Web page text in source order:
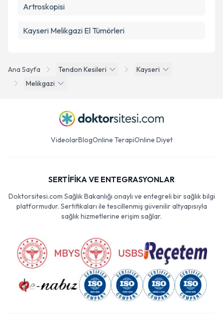
Ana Sayfa Tendon Kesileri
Kayseri
Melikgazi
Artroskopisi
Kayseri Melikgazi El Tümörleri
VideolarBlogOnline TerapiOnline Diyet
SERTİFİKA VE ENTEGRASYONLAR
Doktorsitesi.com Sağlık Bakanlığı onaylı ve entegreli bir sağlık bilgi
platformudur. Sertifikaları ile tescillenmiş güvenilir altyapısıyla
sağlık hizmetlerine erişim sağlar.